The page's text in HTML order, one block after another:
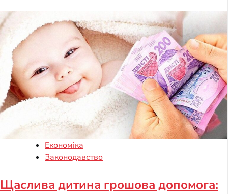
Економіка
Законодавство
Щаслива дитина грошова допомога: